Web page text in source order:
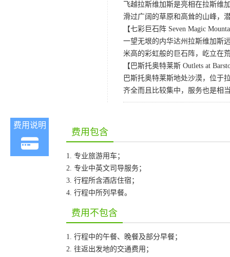
飞越拉斯维加斯是亮相在拉斯
滑过广阔的草原和高耸的山峰，
【七彩巨石阵 Seven Magic
一望无垠的内华达州拉斯维加斯
米高的彩虹般的巨石阵，屹立在
【巴斯托奥特莱斯 Outlets at
巴斯托奥特莱斯地处沙漠，位于
齐全而且比较集中，服务也是相
费用说明
费用包含
1. 专业旅游用车；
2. 专业中英文司导服务；
3. 行程所含酒店住宿；
4. 行程中所列早餐。
费用不包含
1. 行程中的午餐、晚餐及部分早餐；
2. 往返出发地的交通费用；